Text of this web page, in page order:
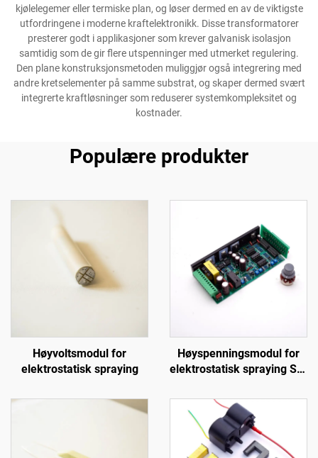
kjølelegemer eller termiske plan, og løser dermed en av de viktigste
utfordringene i moderne kraftelektronikk. Disse transformatorer
presterer godt i applikasjoner som krever galvanisk isolasjon
samtidig som de gir flere utspenninger med utmerket regulering.
Den plane konstruksjonsmetoden muliggjør også integrering med
andre kretselementer på samme substrat, og skaper dermed svært
integrerte kraftløsninger som reduserer systemkompleksitet og
kostnader.
Populære produkter
Høyvoltsmodul for
elektrostatisk spraying
Høyspenningsmodul for
elektrostatisk spraying SX-